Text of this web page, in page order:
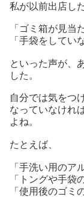
私が以前出店し
「ゴミ箱が見当
「手袋をしてい
といった声が、
した。
自分では気をつ
なっていなけれ
よね。
たとえば、
「手洗い用のア
「トングや手袋
「使用後のゴミ